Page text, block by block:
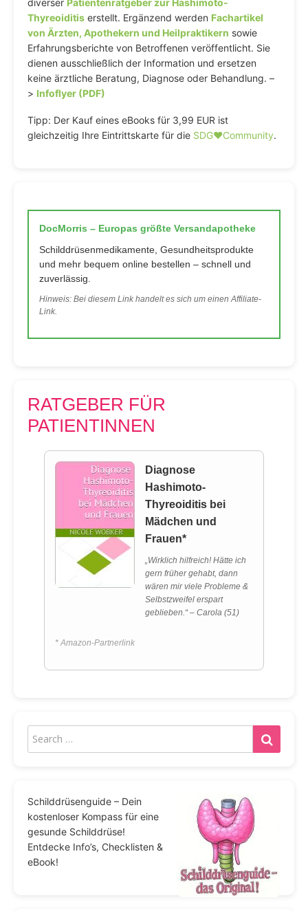
diverser Patientenratgeber zur Hashimoto-
Thyreoiditis erstellt. Ergänzend werden Fachartikel
von Ärzten, Apothekern und Heilpraktikern sowie
Erfahrungsberichte von Betroffenen veröffentlicht. Sie
dienen ausschließlich der Information und ersetzen
keine ärztliche Beratung, Diagnose oder Behandlung. –
> Infoflyer (PDF)
Tipp: Der Kauf eines eBooks für 3,99 EUR ist
gleichzeitig Ihre Eintrittskarte für die SDG♥️Community.
DocMorris – Europas größte Versandapotheke
Schilddrüsenmedikamente, Gesundheitsprodukte
und mehr bequem online bestellen – schnell und
zuverlässig.
Hinweis: Bei diesem Link handelt es sich um einen Affiliate-
Link.
RATGEBER FÜR
PATIENTINNEN
Diagnose
Hashimoto-
Thyreoiditis bei
Mädchen und
Frauen*
„Wirklich hilfreich! Hätte ich
gern früher gehabt, dann
wären mir viele Probleme &
Selbstzweifel erspart
geblieben.“ – Carola (51)
* Amazon-Partnerlink
Schilddrüsenguide – Dein
kostenloser Kompass für eine
gesunde Schilddrüse!
Entdecke Info’s, Checklisten &
eBook!